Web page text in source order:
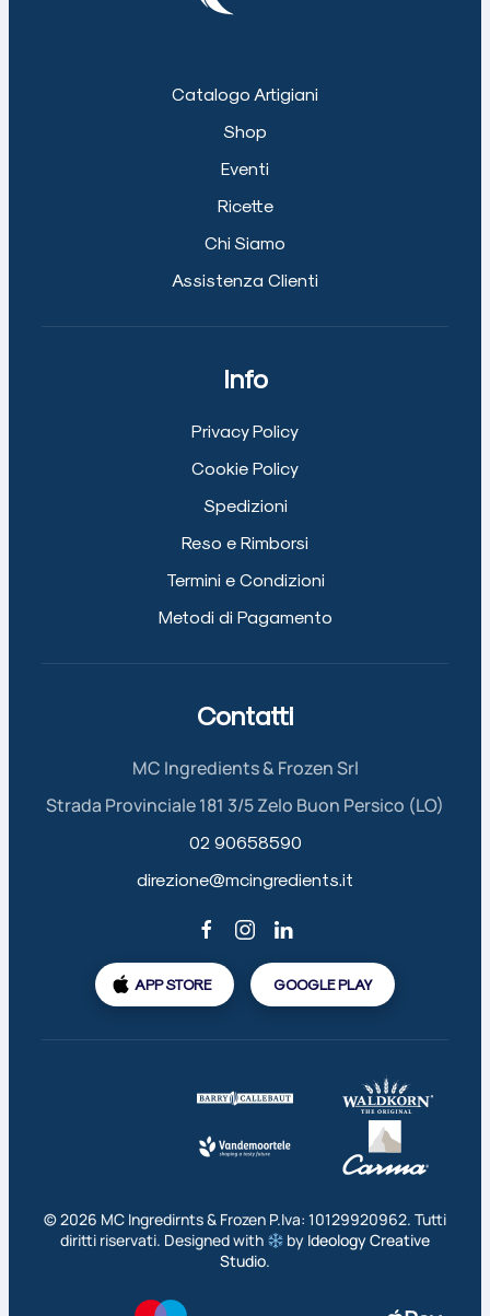
Catalogo Artigiani
Shop
Eventi
Ricette
Chi Siamo
Assistenza Clienti
Info
Privacy Policy
Cookie Policy
Spedizioni
Reso e Rimborsi
Termini e Condizioni
Metodi di Pagamento
Contatti
MC Ingredients & Frozen Srl
Strada Provinciale 181 3/5 Zelo Buon Persico (LO)
02 90658590
direzione@mcingredients.it
APP STORE GOOGLE PLAY
©2026 MC Ingredirnts & Frozen P.Iva: 10129920962. Tutti
diritti riservati. Designed with
by Ideology Creative
Studio.